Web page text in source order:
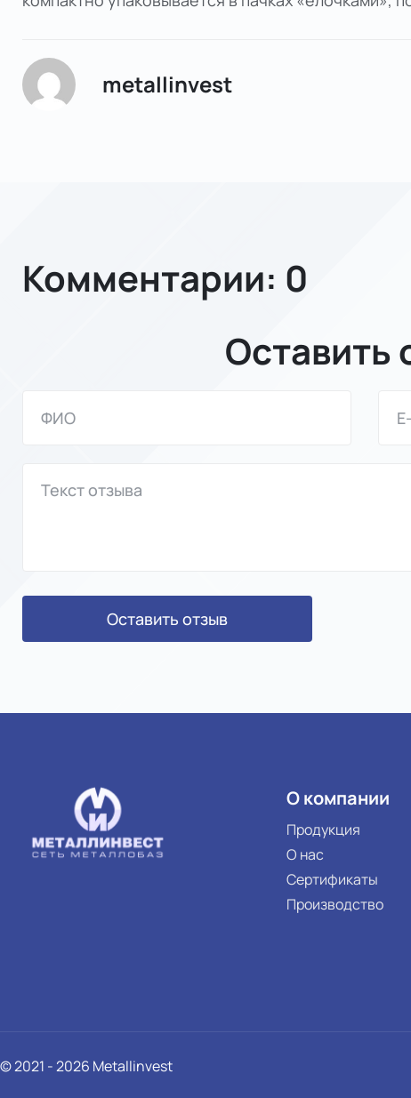
metallinvest
Комментарии: 0
Оставить
Оставить отзыв
О компании
Продукция
О нас
Сертификаты
Производство
© 2021 - 2026 Metallinvest